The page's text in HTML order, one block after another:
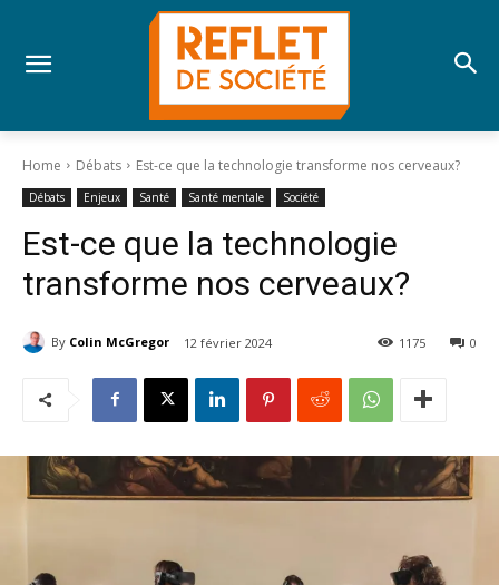
Home Débats Est-ce que la technologie transforme nos cerveaux?
Débats Enjeux Santé Santé mentale Société
Est-ce que la technologie
transforme nos cerveaux?
By Colin McGregor 12 février 2024 0
1175